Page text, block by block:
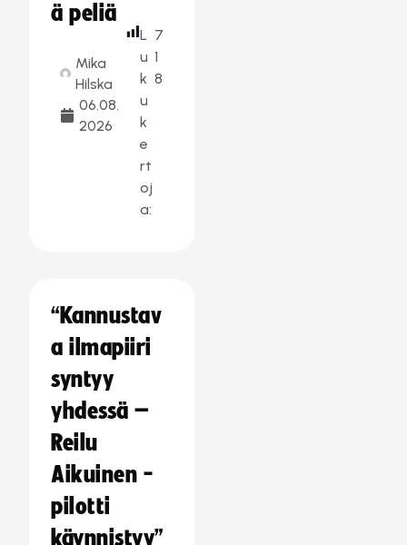
ä peliä
Mika
Hilska
06.08.
2026
L
u
k
u
k
e
rt
oj
a:
7
1
8
“Kannustav
a ilmapiiri
syntyy
yhdessä –
Reilu
Aikuinen -
pilotti
käynnistyy”